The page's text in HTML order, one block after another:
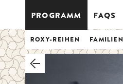
PROGRAMM
ROXY-REIHEN FAMILIEN
FAQS